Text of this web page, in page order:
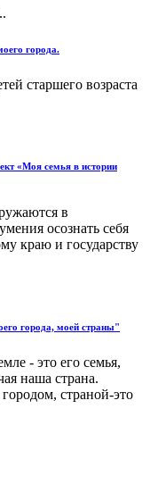
города.
старшего возраста
«Моя семья в истории
в
осознать себя
краю и государству
города, моей страны"
- это его семья,
наша страна.
страной-это